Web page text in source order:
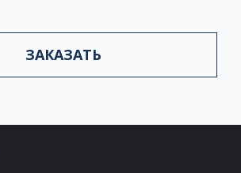
ЗАКАЗАТЬ